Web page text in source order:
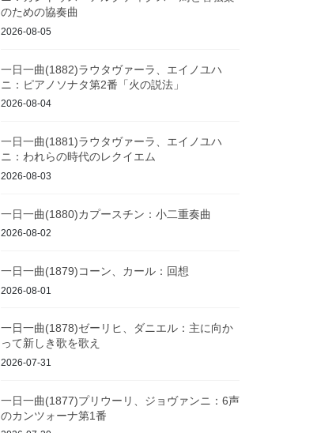
のための協奏曲
2026-08-05
一日一曲(1882)ラウタヴァーラ、エイノユハ
ニ：ピアノソナタ第2番「火の説法」
2026-08-04
一日一曲(1881)ラウタヴァーラ、エイノユハ
ニ：われらの時代のレクイエム
2026-08-03
一日一曲(1880)カプースチン：小二重奏曲
2026-08-02
一日一曲(1879)コーン、カール：回想
2026-08-01
一日一曲(1878)ゼーリヒ、ダニエル：主に向か
って新しき歌を歌え
2026-07-31
一日一曲(1877)プリウーリ、ジョヴァンニ：6声
のカンツォーナ第1番